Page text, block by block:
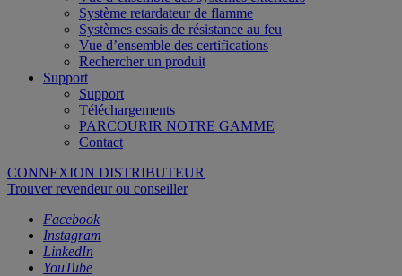
Système retardateur de flamme
Systèmes essais de résistance au feu
Vue d’ensemble des certifications
Rechercher un produit
Support
Support
Téléchargements
PARCOURIR NOTRE GAMME
Contact
CONNEXION DISTRIBUTEUR
Trouver revendeur ou conseiller
Facebook
Instagram
LinkedIn
YouTube